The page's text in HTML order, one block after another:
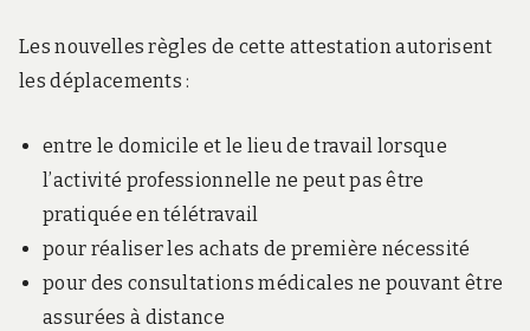
Les nouvelles règles de cette attestation autorisent
les déplacements :
entre le domicile et le lieu de travail lorsque
l’activité professionnelle ne peut pas être
pratiquée en télétravail
pour réaliser les achats de première nécessité
pour des consultations médicales ne pouvant être
assurées à distance